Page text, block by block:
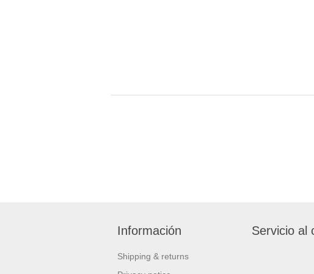
Información
Shipping & returns
Servicio al